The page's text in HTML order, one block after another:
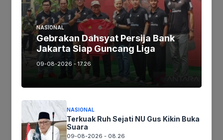
Jika keberatan atau harus diedit baik
Artikel maupun foto SilahkanLaporkan!
Terima Kasih
Tags:
Ikuti kami :
NASIONAL
Gebrakan Dahsyat Persija Bank
Jakarta Siap Guncang Liga
09-08-2026 - 17.26
NASIONAL
Terkuak Ruh Sejati NU Gus Kikin Buka
Suara
09-08-2026 - 08.26